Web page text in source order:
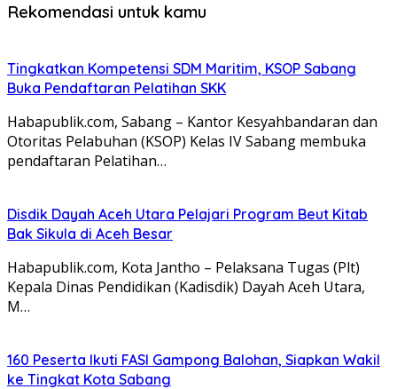
Rekomendasi untuk kamu
Tingkatkan Kompetensi SDM Maritim, KSOP Sabang
Buka Pendaftaran Pelatihan SKK
Habapublik.com, Sabang – Kantor Kesyahbandaran dan
Otoritas Pelabuhan (KSOP) Kelas IV Sabang membuka
pendaftaran Pelatihan…
Disdik Dayah Aceh Utara Pelajari Program Beut Kitab
Bak Sikula di Aceh Besar
Habapublik.com, Kota Jantho – Pelaksana Tugas (Plt)
Kepala Dinas Pendidikan (Kadisdik) Dayah Aceh Utara,
M…
160 Peserta Ikuti FASI Gampong Balohan, Siapkan Wakil
ke Tingkat Kota Sabang